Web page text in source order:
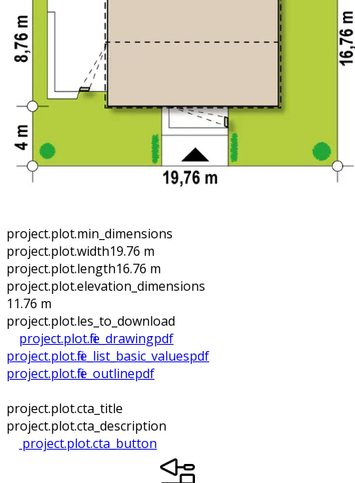
project.plot.min_dimensions
project.plot.width19.76 m
project.plot.length16.76 m
project.plot.elevation_dimensions
11.76 m
project.plot.files_to_download
project.plot.file_drawingpdf
project.plot.file_list_basic_valuespdf
project.plot.file_outlinepdf
project.plot.cta_title
project.plot.cta_description
project.plot.cta_button